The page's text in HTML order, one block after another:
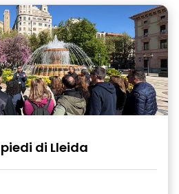
di Lleida